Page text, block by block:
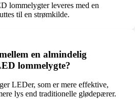
lommelygter leveres med en
til en strømkilde.
en almindelig
lommelygte?
LEDer, som er mere effektive,
lys end traditionelle glødepærer.